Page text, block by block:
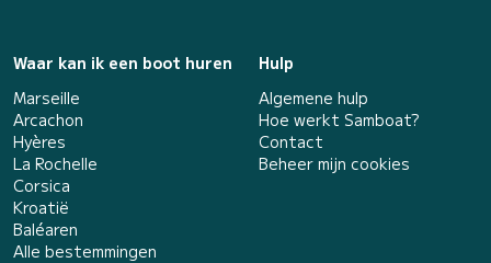
Waar kan ik een boot huren
Marseille
Arcachon
Hyères
La Rochelle
Corsica
Kroatië
Baléaren
Alle bestemmingen
Hulp
Algemene hulp
Hoe werkt Samboat?
Contact
Beheer mijn cookies